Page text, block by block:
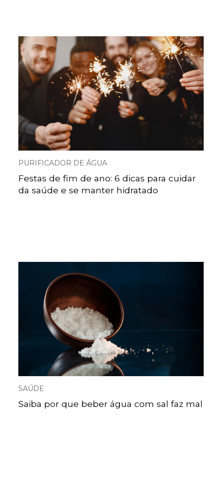
PURIFICADOR DE ÁGUA
Festas de fim de ano: 6 dicas para cuidar
da saúde e se manter hidratado
SAÚDE
Saiba por que beber água com sal faz mal